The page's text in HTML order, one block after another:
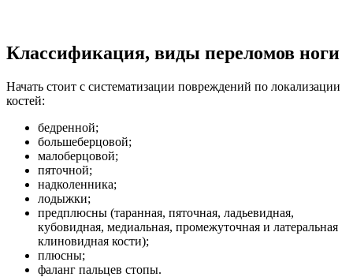
Классификация, виды переломов ноги
Начать стоит с систематизации повреждений по локализации
костей:
бедренной;
большеберцовой;
малоберцовой;
пяточной;
надколенника;
лодыжки;
предплюсны (таранная, пяточная, ладьевидная,
кубовидная, медиальная, промежуточная и латеральная
клиновидная кости);
плюсны;
фаланг пальцев стопы.